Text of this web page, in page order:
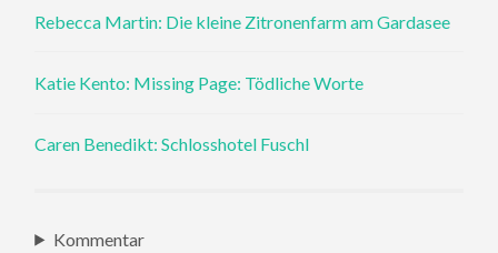
Rebecca Martin: Die kleine Zitronenfarm am Gardasee
Katie Kento: Missing Page: Tödliche Worte
Caren Benedikt: Schlosshotel Fuschl
Kommentar